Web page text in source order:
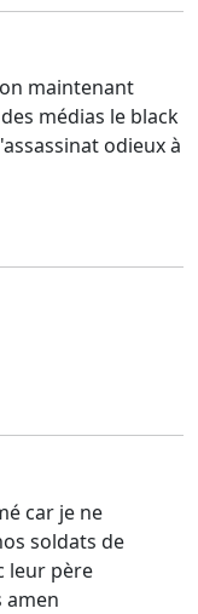
maintenant
médias le black
odieux à
car je ne
soldats de
leur père
amen